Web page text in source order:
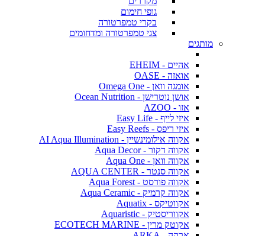
גופי חימום
בקרי טמפרטורה
צגי טמפרטורה ומדחומים
מותגים
אהיים - EHEIM
אואזה - OASE
אומגה וואן - Omega One
אושן נוטרישן - Ocean Nutrition
אזו - AZOO
איזי לייף - Easy Life
איזי ריפס - Easy Reefs
אקווה אילומינשיין - AI Aqua Illumination
אקווה דקור - Aqua Decor
אקווה וואן - Aqua One
אקווה סנטר - AQUA CENTER
אקווה פורסט - Aqua Forest
אקווה קרמיק - Aqua Ceramic
אקווטיקס - Aquatix
אקווריסטיק - Aquaristic
אקוטק מרין - ECOTECH MARINE